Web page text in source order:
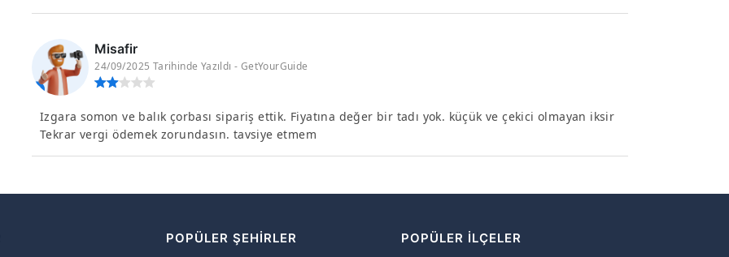
Misafir
24/09/2025 Tarihinde Yazıldı - GetYourGuide
Izgara somon ve balık çorbası sipariş ettik. Fiyatına değer bir tadı yok. küçük ve çekici olmayan iksir
Tekrar vergi ödemek zorundasın. tavsiye etmem
POPÜLER ŞEHIRLER
POPÜLER İLÇELER